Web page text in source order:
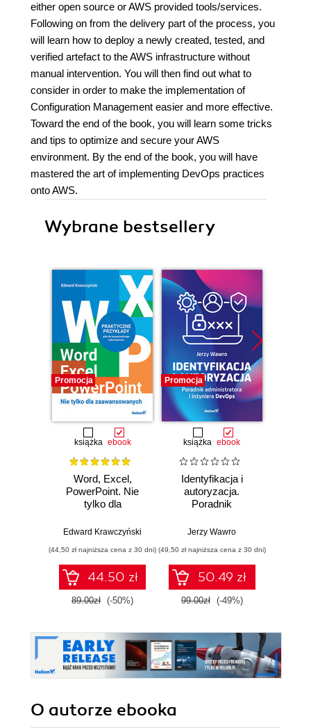
either open source or AWS provided tools/services.
Following on from the delivery part of the process, you
will learn how to deploy a newly created, tested, and
verified artefact to the AWS infrastructure without
manual intervention. You will then find out what to
consider in order to make the implementation of
Configuration Management easier and more effective.
Toward the end of the book, you will learn some tricks
and tips to optimize and secure your AWS
environment. By the end of the book, you will have
mastered the art of implementing DevOps practices
onto AWS.
Wybrane bestsellery
Promocja
książka ebook
Word, Excel,
PowerPoint. Nie
tylko dla
Edward Krawczyński
(44,50 zł najniższa cena z 30 dni)
44.50 zł
89.00zł (-50%)
Promocja
książka ebook
Identyfikacja i
autoryzacja.
Poradnik
inżyniera DevOps
Jerzy Wawro
(49,50 zł najniższa cena z 30 dni)
50.49 zł
99.00zł (-49%)
O autorze ebooka